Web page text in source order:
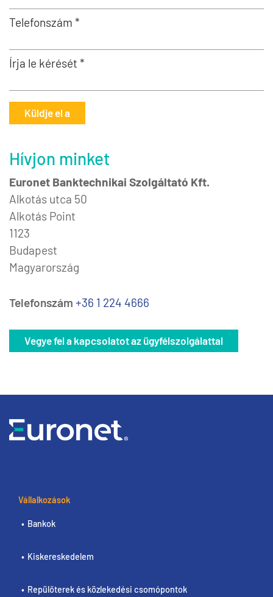
Telefonszám *
Írja le kérését *
Küldje el a
Hívjon minket
Euronet Banktechnikai Szolgáltató Kft.
Alkotás utca 50
Alkotás Point
1123
Budapest
Magyarország
Telefonszám +36 1 224 4666
Vegye fel a kapcsolatot az ügyfélszolgálattal
Vállalkozások
Bankok
Kiskereskedelem
Repülőterek és közlekedési csomópontok